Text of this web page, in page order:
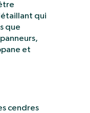
qui
que
et
cendres